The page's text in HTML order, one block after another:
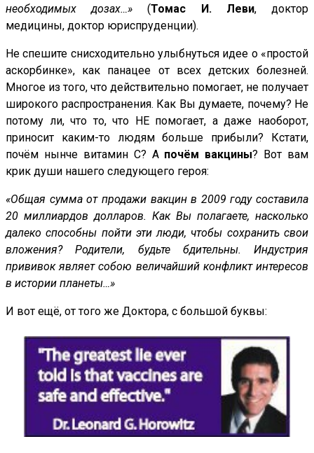
необходимых дозах…» (Томас И. Леви, доктор
медицины, доктор юриспруденции).
Не спешите снисходительно улыбнуться идее о «простой
аскорбинке», как панацее от всех детских болезней.
Многое из того, что действительно помогает, не получает
широкого распространения. Как Вы думаете, почему? Не
потому ли, что то, что НЕ помогает, а даже наоборот,
приносит каким-то людям больше прибыли? Кстати,
почём нынче витамин С? А почём вакцины? Вот вам
крик души нашего следующего героя:
«Общая сумма от продажи вакцин в 2009 году составила
20 миллиардов долларов. Как Вы полагаете, насколько
далеко способны пойти эти люди, чтобы сохранить свои
вложения? Родители, будьте бдительны. Индустрия
прививок являет собою величайший конфликт интересов
в истории планеты…»
И вот ещё, от того же Доктора, с большой буквы: